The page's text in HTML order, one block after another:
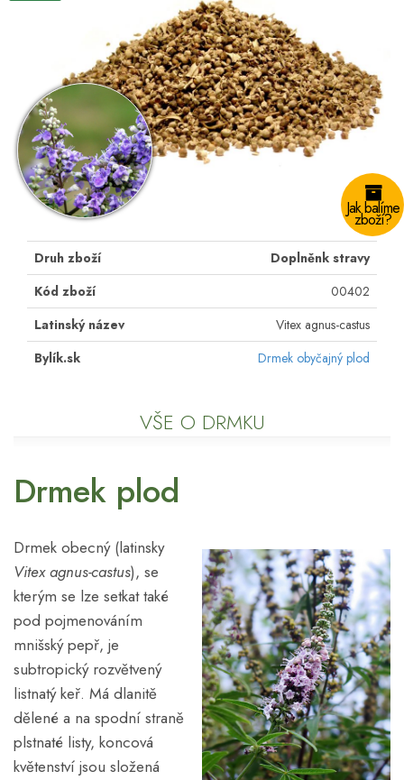
Jak balíme
zboží?
Druh zboží
Doplněnk stravy
Kód zboží
00402
Latinský název
Vitex agnus-castus
Bylík.sk
Drmek obyčajný plod
VŠE O DRMKU
Drmek plod
Drmek obecný (latinsky
Vitex agnus-castus), se
kterým se lze setkat také
pod pojmenováním
mnišský pepř, je
subtropický rozvětvený
listnatý keř. Má dlanitě
dělené a na spodní straně
plstnaté listy, koncová
květenství jsou složená